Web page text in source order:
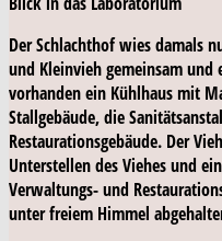
Der Schlachthof wies damals
und Kleinvieh gemeinsam
vorhanden ein Kühlhaus mit
Stallgebäude, die
Restaurationsgebäude. Der
Unterstellen des Viehes und
Verwaltungs- und
unter freiem Himmel